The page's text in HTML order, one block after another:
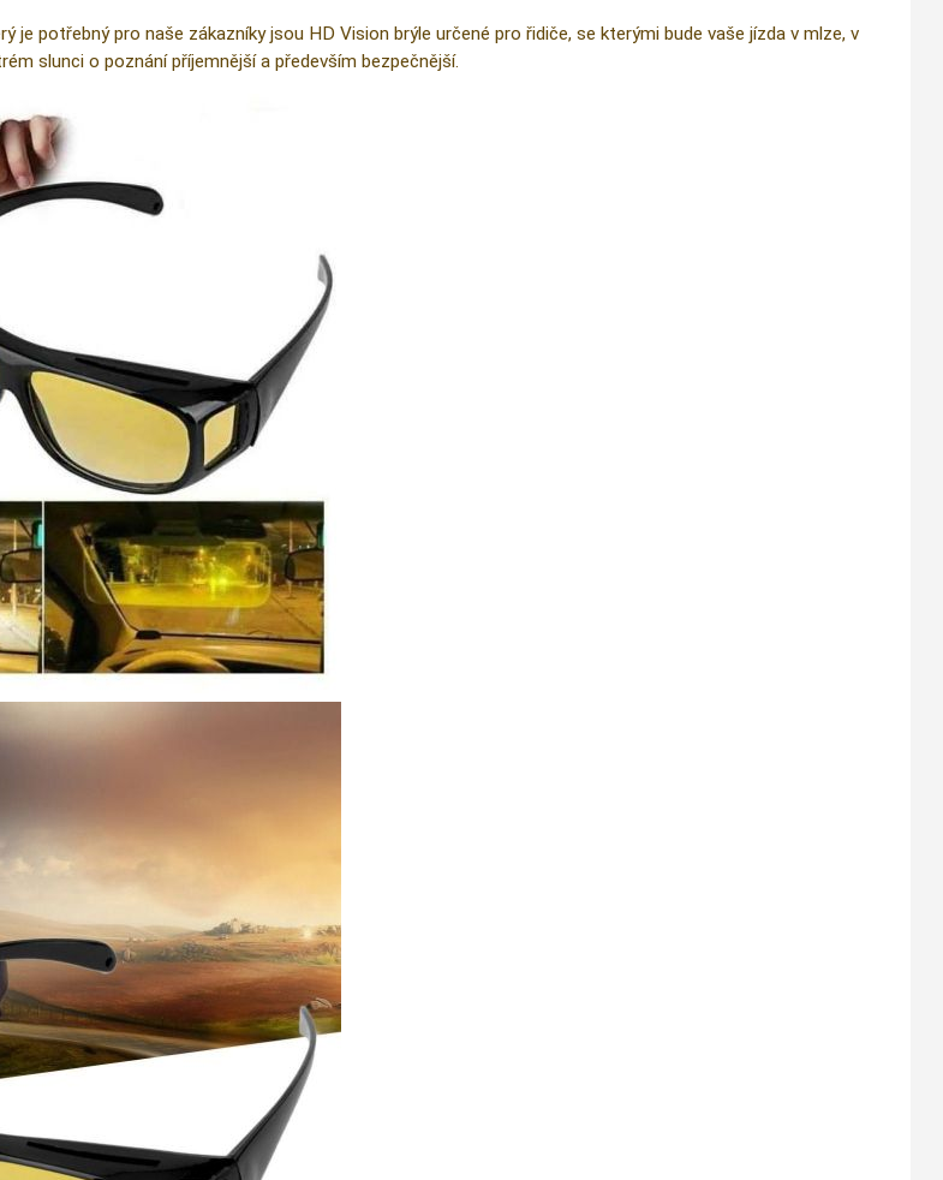
je potřebný pro naše zákazníky jsou HD Vision brýle určené pro řidiče, se kterými bude vaše jízda v mlze, v
slunci o poznání příjemnější a především bezpečnější.